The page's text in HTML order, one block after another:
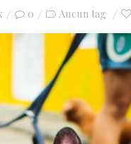
0 Aucun tag